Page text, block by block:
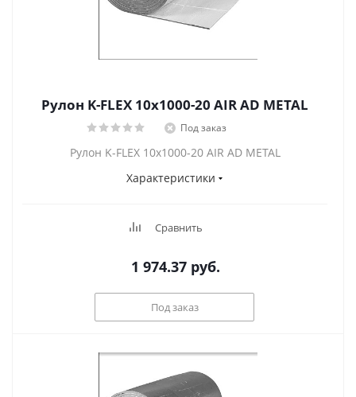
Рулон K-FLEX 10x1000-20 AIR AD METAL
Под заказ
Рулон K-FLEX 10x1000-20 AIR AD METAL
Характеристики
Сравнить
1 974.37руб.
Под заказ